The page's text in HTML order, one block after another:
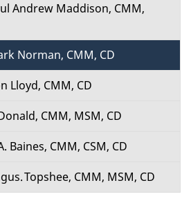
Andrew Maddison, CMM,
Norman, CMM, CD
Lloyd, CMM, CD
CMM, MSM, CD
Baines, CMM, CSM, CD
Topshee, CMM, MSM, CD